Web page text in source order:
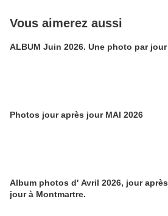
Vous aimerez aussi
ALBUM Juin 2026. Une photo par jour
Photos jour après jour MAI 2026
Album photos d' Avril 2026, jour après
jour à Montmartre.